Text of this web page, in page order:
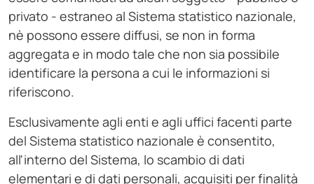
privato - estraneo al Sistema statistico nazionale,
nè possono essere diffusi, se non in forma
aggregata e in modo tale che non sia possibile
identificare la persona a cui le informazioni si
riferiscono.
Esclusivamente agli enti e agli uffici facenti parte
del Sistema statistico nazionale è consentito,
all'interno del Sistema, lo scambio di dati
elementari e di dati personali, acquisiti per finalità